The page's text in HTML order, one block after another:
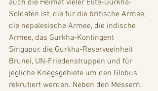
auch die Heimat vieler Elite-Gurkha-
Soldaten ist, die für die britische Armee,
die nepalesische Armee, die indische
Armee, das Gurkha-Kontingent
Singapur, die Gurkha-Reserveeinheit
Brunei, UN-Friedenstruppen und für
jegliche Kriegsgebiete um den Globus
rekrutiert werden. Neben den Messern,